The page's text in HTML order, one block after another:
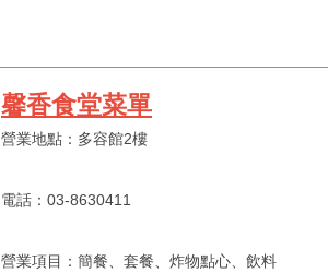
馨香食堂菜單
營業地點：多容館2樓
電話：03-8630411
營業項目：簡餐、套餐、炸物點心、飲料